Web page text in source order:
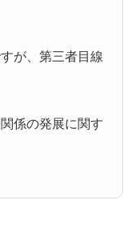
が、第三者目線
係の発展に関す